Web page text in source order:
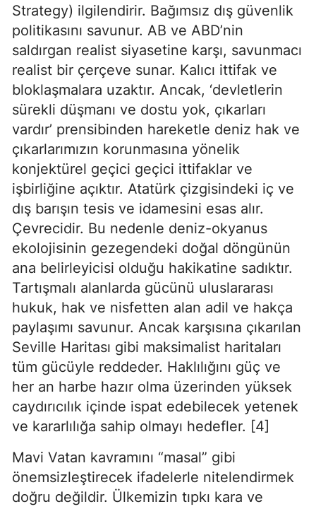
Strategy) ilgilendirir. Bağımsız dış güvenlik
politikasını savunur. AB ve ABD’nin
saldırgan realist siyasetine karşı, savunmacı
realist bir çerçeve sunar. Kalıcı ittifak ve
bloklaşmalara uzaktır. Ancak, ‘devletlerin
sürekli düşmanı ve dostu yok, çıkarları
vardır’ prensibinden hareketle deniz hak ve
çıkarlarımızın korunmasına yönelik
konjektürel geçici geçici ittifaklar ve
işbirliğine açıktır. Atatürk çizgisindeki iç ve
dış barışın tesis ve idamesini esas alır.
Çevrecidir. Bu nedenle deniz-okyanus
ekolojisinin gezegendeki doğal döngünün
ana belirleyicisi olduğu hakikatine sadıktır.
Tartışmalı alanlarda gücünü uluslararası
hukuk, hak ve nisfetten alan adil ve hakça
paylaşımı savunur. Ancak karşısına çıkarılan
Seville Haritası gibi maksimalist haritaları
tüm gücüyle reddeder. Haklılığını güç ve
her an harbe hazır olma üzerinden yüksek
caydırıcılık içinde ispat edebilecek yetenek
ve kararlılığa sahip olmayı hedefler. [4]
Mavi Vatan kavramını “masal” gibi
önemsizleştirecek ifadelerle nitelendirmek
doğru değildir. Ülkemizin tıpkı kara ve